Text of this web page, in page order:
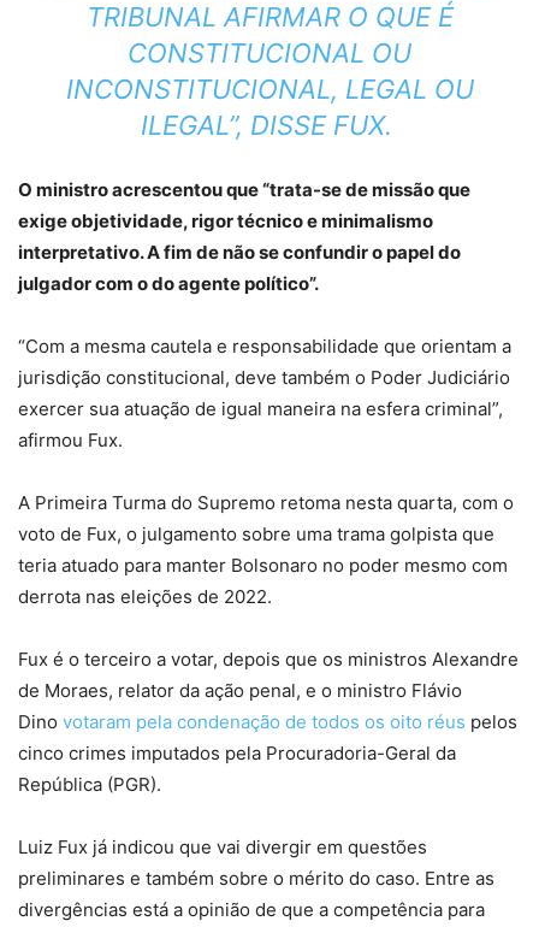
TRIBUNAL AFIRMAR O QUE É
CONSTITUCIONAL OU
INCONSTITUCIONAL, LEGAL OU
ILEGAL”, DISSE FUX.
O ministro acrescentou que “trata-se de missão que
exige objetividade, rigor técnico e minimalismo
interpretativo. A fim de não se confundir o papel do
julgador com o do agente político”.
“Com a mesma cautela e responsabilidade que orientam a
jurisdição constitucional, deve também o Poder Judiciário
exercer sua atuação de igual maneira na esfera criminal”,
afirmou Fux.
A Primeira Turma do Supremo retoma nesta quarta, com o
voto de Fux, o julgamento sobre uma trama golpista que
teria atuado para manter Bolsonaro no poder mesmo com
derrota nas eleições de 2022.
Fux é o terceiro a votar, depois que os ministros Alexandre
de Moraes, relator da ação penal, e o ministro Flávio
Dino votaram pela condenação de todos os oito réus pelos
cinco crimes imputados pela Procuradoria-Geral da
República (PGR).
Luiz Fux já indicou que vai divergir em questões
preliminares e também sobre o mérito do caso. Entre as
divergências está a opinião de que a competência para